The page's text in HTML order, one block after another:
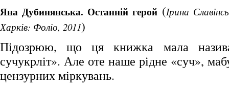
Яна Дубинянська. Останній герой (Ірина
Харків: Фоліо, 2011)
Підозрюю, що ця книжка мала
сучукрліт». Але оте наше рідне «суч»,
цензурних міркувань.